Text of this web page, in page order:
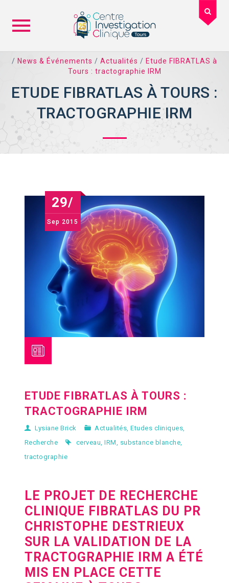
Skip
/ News & Événements / Actualités / Etude FIBRATLAS à
Tours : tractographie IRM
ETUDE FIBRATLAS À TOURS :
TRACTOGRAPHIE IRM
29/
Sep 2015
ETUDE FIBRATLAS À TOURS :
TRACTOGRAPHIE IRM
Lysiane Brick Actualités,Etudes cliniques,
Recherche
cerveau,IRM, substance blanche,
tractographie
LE PROJET DE RECHERCHE
CLINIQUE FIBRATLAS DU PR
CHRISTOPHE DESTRIEUX
SUR LA VALIDATION DE LA
TRACTOGRAPHIE IRM A ÉTÉ
MIS EN PLACE CETTE